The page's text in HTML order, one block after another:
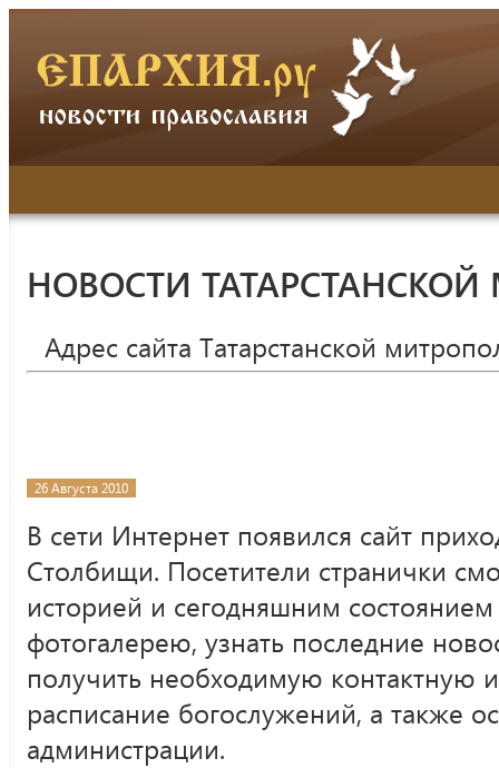
НОВОСТИ
Адрес сайта Татарстанской
26 Августа 2010
В сети Интернет появился сайт
Столбищи. Посетители странички
историей и сегодняшним
фотогалерею, узнать последние
получить необходимую контактную
расписание богослужений, а также
администрации.